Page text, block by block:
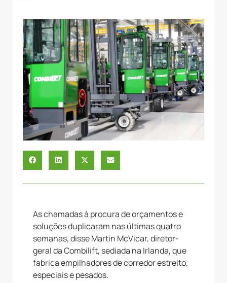
As chamadas à procura de orçamentos e
soluções duplicaram nas últimas quatro
semanas, disse Martin McVicar, diretor-
geral da Combilift, sediada na Irlanda, que
fabrica empilhadores de corredor estreito,
especiais e pesados.